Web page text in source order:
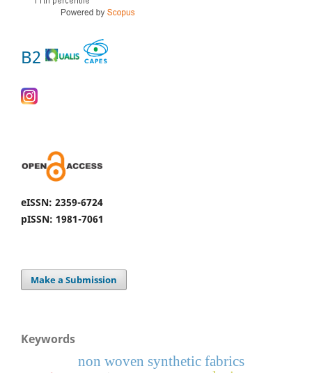
B2
eISSN: 2359-6724
pISSN: 1981-7061
Make a Submission
Keywords
non woven synthetic fabrics